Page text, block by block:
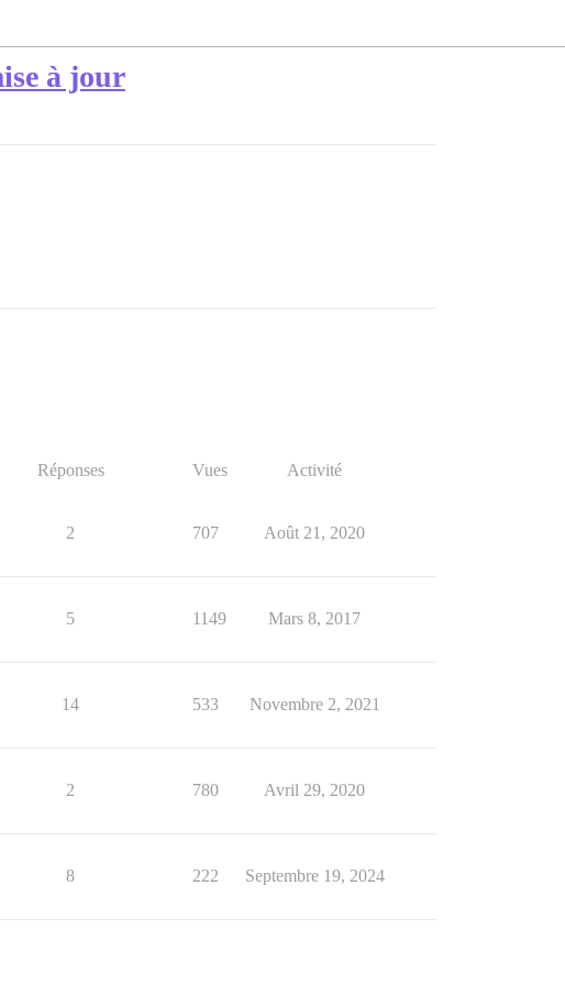
à jour
Réponses Vues Activité
2 707 Août 21, 2020
5 1149 Mars 8, 2017
14 533 Novembre 2, 2021
2 780 Avril 29, 2020
8 222 Septembre 19, 2024